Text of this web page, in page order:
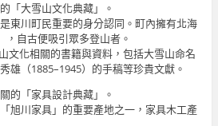
「大雪山文化典藏」。
東川町民重要的身分認同。町內擁有北海
，自古便吸引眾多登山者。
文化相關的書籍與資料，包括大雪山命名
雄（1885–1945）的手稿等珍貴文獻。
的「家具設計典藏」。
旭川家具」的重要產地之一，家具木工產